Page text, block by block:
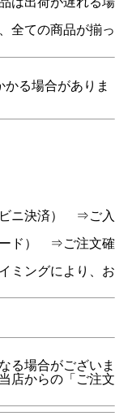
全ての商品が揃っ
る場合がありま
ビニ決済） ⇒ご入
ード） ⇒ご注文確
ミングにより、お
る場合がございま
店からの「ご注文